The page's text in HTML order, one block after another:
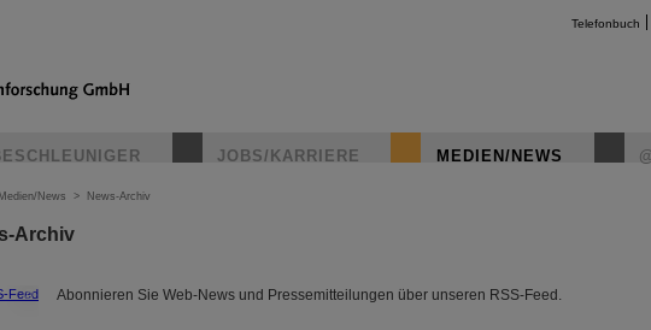
Telefonbuch
JOBS/KARRIERE MEDIEN/NEWS
Medien/News > News-Archiv
Archiv
© Abonnieren Sie Web-News und Pressemitteilungen über unseren RSS-Feed.